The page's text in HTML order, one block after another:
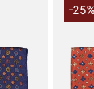
-25%